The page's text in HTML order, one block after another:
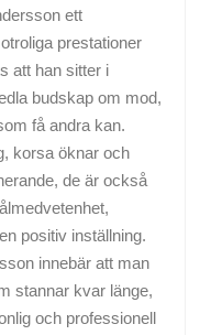
ett
prestationer
att han sitter i
budskap om mod,
få andra kan.
korsa öknar och
de är också
positiv inställning.
innebär att man
stannar kvar länge,
och professionell